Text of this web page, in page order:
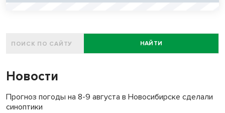
НАЙТИ
Новости
Прогноз погоды на 8-9 августа в Новосибирске сделали
синоптики